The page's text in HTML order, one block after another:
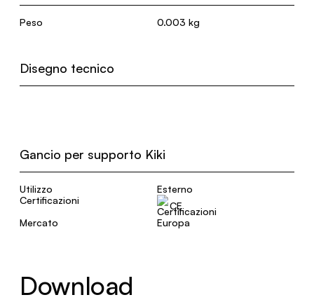
Peso 0.003 kg
Disegno tecnico
Gancio per supporto Kiki
Utilizzo
Esterno
Certificazioni
CE
Mercato
Europa
Download